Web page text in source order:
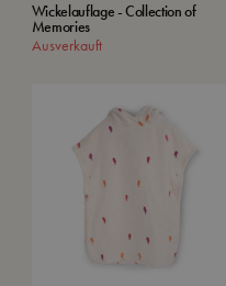
Wickelauflage - Collection of
Memories
Ausverkauft